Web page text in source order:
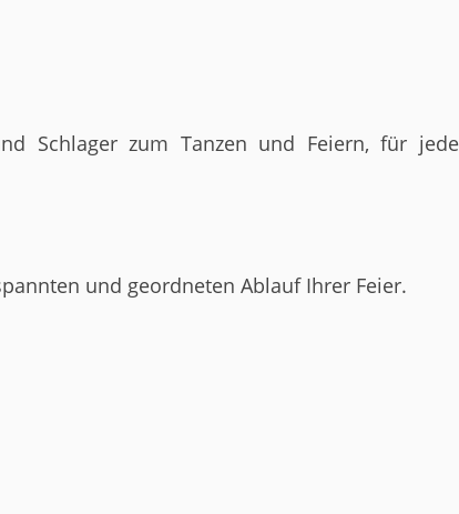
Schlager zum Tanzen und Feiern, für jede
und geordneten Ablauf Ihrer Feier.